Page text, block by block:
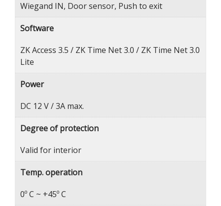
Wiegand IN, Door sensor, Push to exit
Software
ZK Access 3.5 / ZK Time Net 3.0 / ZK Time Net 3.0
Lite
Power
DC 12 V / 3A max.
Degree of protection
Valid for interior
Temp. operation
0º C ~ +45º C